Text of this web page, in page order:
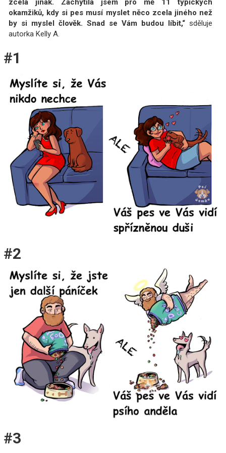
zcela jinak. Zachytila jsem pro mě 11 typických
okamžiků, kdy si pes musí myslet něco zcela jiného než
by si myslel člověk. Snad se Vám budou líbit,“ sděluje
autorka Kelly A.
#1
#2
#3